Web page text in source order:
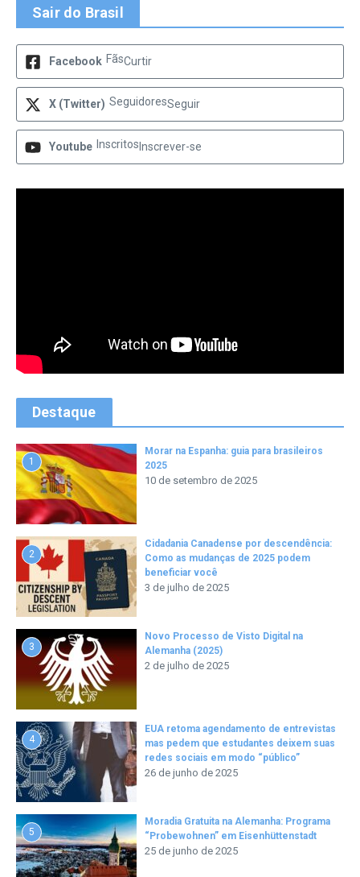
Sair do Brasil
Facebook FãsCurtir
X (Twitter) SeguidoresSeguir
Youtube Inscritos Inscrever-se
Destaque
1
Morar na Espanha: guia para brasileiros
2025
10 de setembro de 2025
2
Cidadania Canadense por descendência:
Como as mudanças de 2025 podem
beneficiar você
3 de julho de 2025
3
Novo Processo de Visto Digital na
Alemanha (2025)
2 de julho de 2025
4
EUA retoma agendamento de entrevistas
mas pedem que estudantes deixem suas
redes sociais em modo “público”
26 de junho de 2025
5
Moradia Gratuita na Alemanha: Programa
“Probewohnen” em Eisenhüttenstadt
25 de junho de 2025